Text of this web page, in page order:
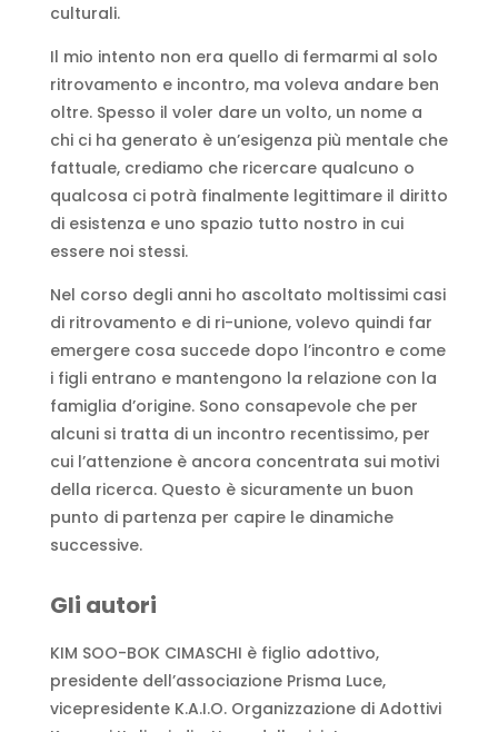
culturali.
Il mio intento non era quello di fermarmi al solo
ritrovamento e incontro, ma voleva andare ben
oltre. Spesso il voler dare un volto, un nome a
chi ci ha generato è un’esigenza più mentale che
fattuale, crediamo che ricercare qualcuno o
qualcosa ci potrà finalmente legittimare il diritto
di esistenza e uno spazio tutto nostro in cui
essere noi stessi.
Nel corso degli anni ho ascoltato moltissimi casi
di ritrovamento e di ri-unione, volevo quindi far
emergere cosa succede dopo l’incontro e come
i figli entrano e mantengono la relazione con la
famiglia d’origine. Sono consapevole che per
alcuni si tratta di un incontro recentissimo, per
cui l’attenzione è ancora concentrata sui motivi
della ricerca. Questo è sicuramente un buon
punto di partenza per capire le dinamiche
successive.
Gli autori
KIM SOO-BOK CIMASCHI è figlio adottivo,
presidente dell’associazione Prisma Luce,
vicepresidente K.A.I.O. Organizzazione di Adottivi